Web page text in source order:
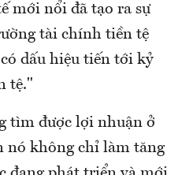
mới nổi đã tạo ra sự
tài chính tiền tệ
dấu hiệu tiến tới kỷ
tệ."
tìm được lợi nhuận ở
nó không chỉ làm tăng